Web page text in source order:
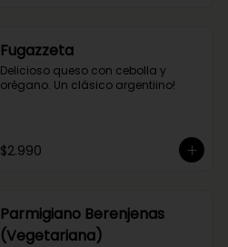
Fugazzeta
Delicioso queso con cebolla y
orégano. Un clásico argentiino!
$2.990
Parmigiano Berenjenas
(Vegetariana)